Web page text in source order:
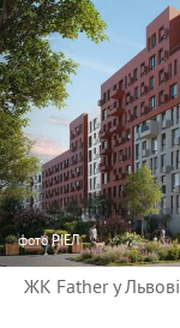
фотоРІЕЛ
ЖК Father у Львові